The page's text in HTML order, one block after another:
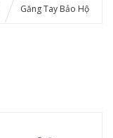
Găng Tay Bảo Hộ